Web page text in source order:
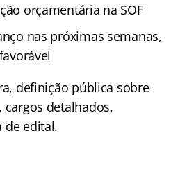
orçamentária na SOF
nas próximas semanas,
definição pública sobre
cargos detalhados,
de edital.